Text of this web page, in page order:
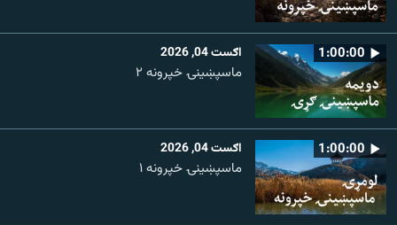
1:00:00 اګست 04, 2026
ماسپښينۍ خپرونه ۲
1:00:00 اګست 04, 2026
ماسپښينۍ خپرونه ۱